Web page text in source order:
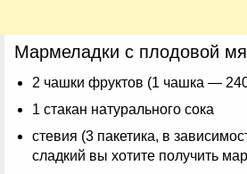
Мармеладки с плодовой
2 чашки фруктов (1 чашка —
1 стакан натурального сока
стевия (3 пакетика, в
сладкий вы хотите получить